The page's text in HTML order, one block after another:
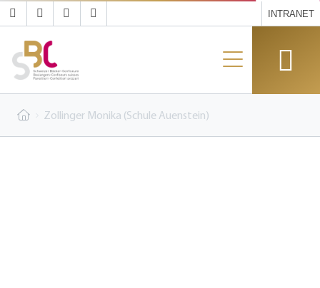
INTRANET
Zollinger Monika (Schule Auenstein)